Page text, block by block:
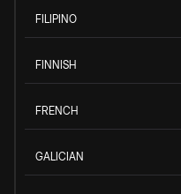
FILIPINO
FINNISH
FRENCH
GALICIAN